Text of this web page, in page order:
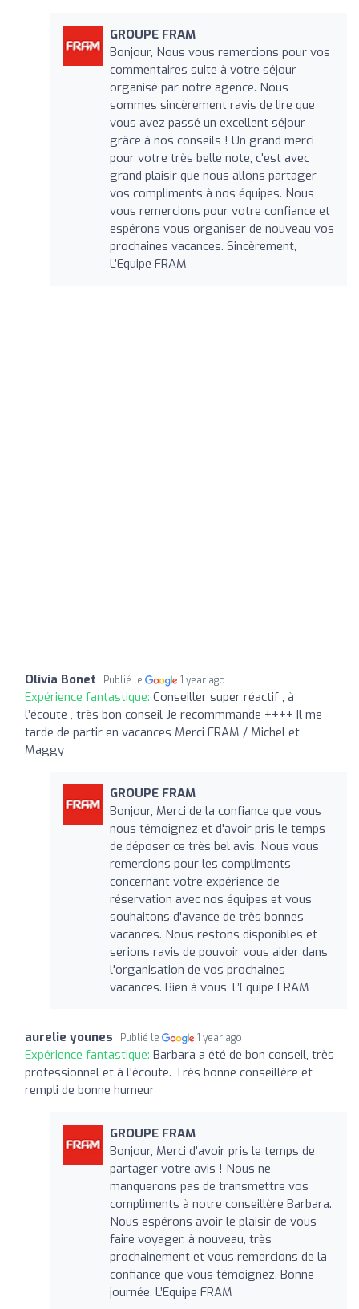
GROUPE FRAM
Bonjour, Nous vous remercions pour vos
commentaires suite à votre séjour
organisé par notre agence. Nous
sommes sincèrement ravis de lire que
vous avez passé un excellent séjour
grâce à nos conseils ! Un grand merci
pour votre très belle note, c'est avec
grand plaisir que nous allons partager
vos compliments à nos équipes. Nous
vous remercions pour votre confiance et
espérons vous organiser de nouveau vos
prochaines vacances. Sincèrement,
L’Equipe FRAM
Olivia Bonet Publié le 1 year ago
Expérience fantastique: Conseiller super réactif , à
l’écoute , très bon conseil Je recommmande ++++ Il me
tarde de partir en vacances Merci FRAM / Michel et
Maggy
GROUPE FRAM
Bonjour, Merci de la confiance que vous
nous témoignez et d'avoir pris le temps
de déposer ce très bel avis. Nous vous
remercions pour les compliments
concernant votre expérience de
réservation avec nos équipes et vous
souhaitons d'avance de très bonnes
vacances. Nous restons disponibles et
serions ravis de pouvoir vous aider dans
l'organisation de vos prochaines
vacances. Bien à vous, L’Equipe FRAM
aurelie younes Publié le 1 year ago
Expérience fantastique: Barbara a été de bon conseil, très
professionnel et à l'écoute. Très bonne conseillère et
rempli de bonne humeur
GROUPE FRAM
Bonjour, Merci d'avoir pris le temps de
partager votre avis ! Nous ne
manquerons pas de transmettre vos
compliments à notre conseillère Barbara.
Nous espérons avoir le plaisir de vous
faire voyager, à nouveau, très
prochainement et vous remercions de la
confiance que vous témoignez. Bonne
journée. L’Equipe FRAM